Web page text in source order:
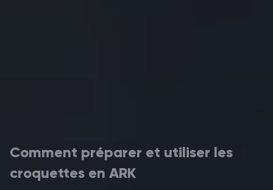
Comment préparer et utiliser les
croquettes en ARK